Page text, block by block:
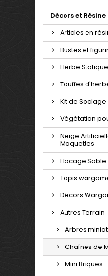
Décors et Résine
Articles en
Bustes et
Herbe Statique
Touffes
Kit de Soclage
Végétation
Neige
Maquettes
Flocage
Tapis
Décors
Autres Terrain
Arbres
Chaînes de
Mini Briques